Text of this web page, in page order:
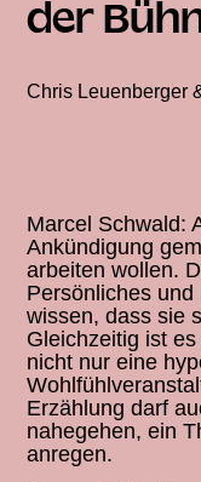
der
Chris Leuenberger
Marcel Schwald:
Ankündigung
arbeiten wollen.
Persönliches
wissen, dass sie
Gleichzeitig ist
nicht nur eine
Erzählung darf
nahegehen, ein
anregen.